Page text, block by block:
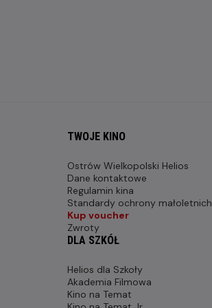
TWOJE KINO
Ostrów Wielkopolski Helios
Dane kontaktowe
Regulamin kina
Standardy ochrony małoletnich
Kup voucher
Zwroty
DLA SZKÓŁ
Helios dla Szkoły
Akademia Filmowa
Kino na Temat